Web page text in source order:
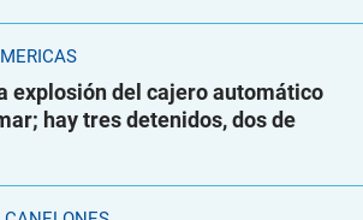
explosión del cajero automático
hay tres detenidos, dos de